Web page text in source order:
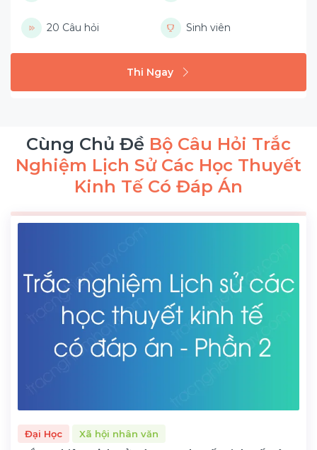
20 Câu hỏi Sinh viên
Thi Ngay
Cùng Chủ Đề Bộ Câu Hỏi Trắc
Nghiệm Lịch Sử Các Học Thuyết
Kinh Tế Có Đáp Án
Đại Học Xã hội nhân văn